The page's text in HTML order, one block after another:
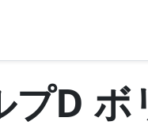
プD ボ